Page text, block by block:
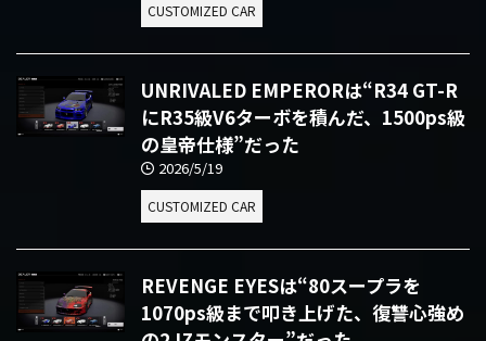
CUSTOMIZED CAR
UNRIVALED EMPERORは“R34 GT-R
にR35級V6ターボを積んだ、1500ps級
の皇帝仕様”だった
2026/5/19
CUSTOMIZED CAR
REVENGE EYESは“80スープラを
1070ps級まで叩き上げた、復讐心強め